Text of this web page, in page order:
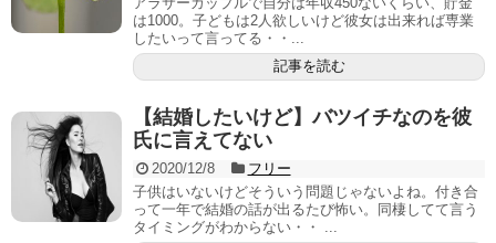
は1000。子どもは2人欲しいけど彼女は出来れば専業
したいって言ってる・・...
記事を読む
【結婚したいけど】バツイチなのを彼
氏に言えてない
2020/12/8
フリー
子供はいないけどそういう問題じゃないよね。付き合
って一年で結婚の話が出るたび怖い。同棲してて言う
タイミングがわからない・・ ...